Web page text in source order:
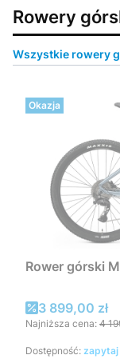
Rowery
Wszystkie rowery
Okazja
Rower górski
Cena
3 899,00 zł
Najniższa cena: 4
Dostępność: zapytaj